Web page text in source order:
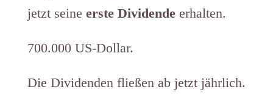
jetzt seine erste Dividendeerhalten.
700.000 US-Dollar.
Die Dividenden fließen ab jetzt jährlich.